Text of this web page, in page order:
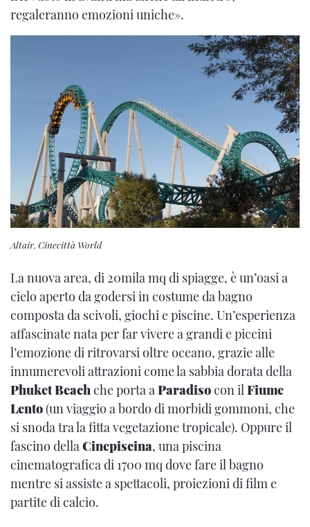
regaleranno emozioni uniche».
Altair, Cinecittà World
La nuova area, di 20mila mq di spiagge, è un’oasi a
cielo aperto da godersi in costume da bagno
composta da scivoli, giochi e piscine. Un’esperienza
affascinate nata per far vivere a grandi e piccini
l’emozione di ritrovarsi oltre oceano, grazie alle
innumerevoli attrazioni come la sabbia dorata della
Phuket Beachche porta aParadisocon ilFiume
Lento(un viaggio a bordo di morbidi gommoni, che
si snoda tra la fitta vegetazione tropicale). Oppure il
fascino dellaCinepiscina, una piscina
cinematografica di 1700 mq dove fare il bagno
mentre si assiste a spettacoli, proiezioni di film e
partite di calcio.